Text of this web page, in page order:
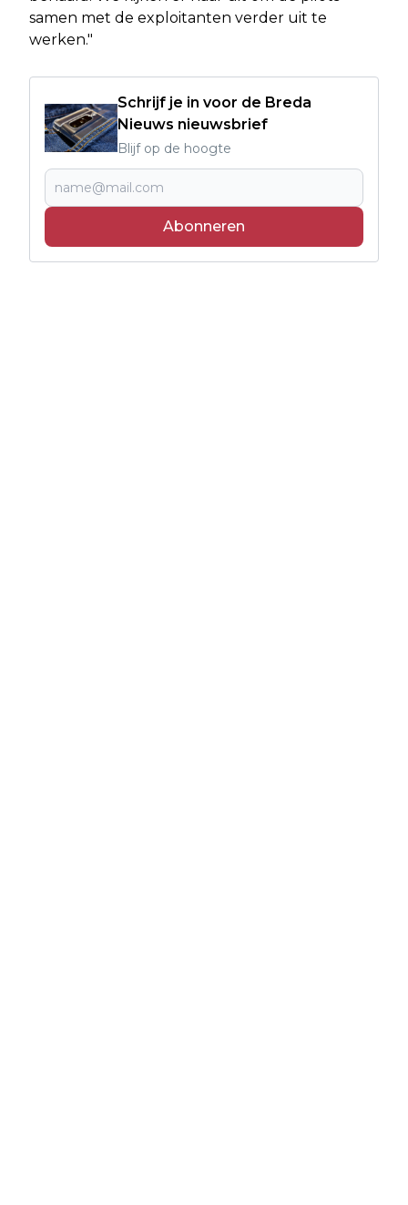
samen met de exploitanten verder uit te
werken."
Schrijf je in voor de Breda
Nieuws nieuwsbrief
Blijf op de hoogte
Abonneren